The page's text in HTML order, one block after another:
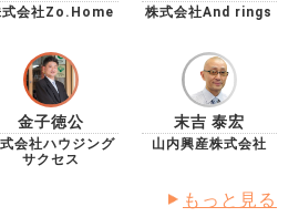
式会社Zo.Home 株式会社And rings
金子徳公
会社ハウジング
サクセス
末吉 泰宏
山内興産株式会社
もっと見る